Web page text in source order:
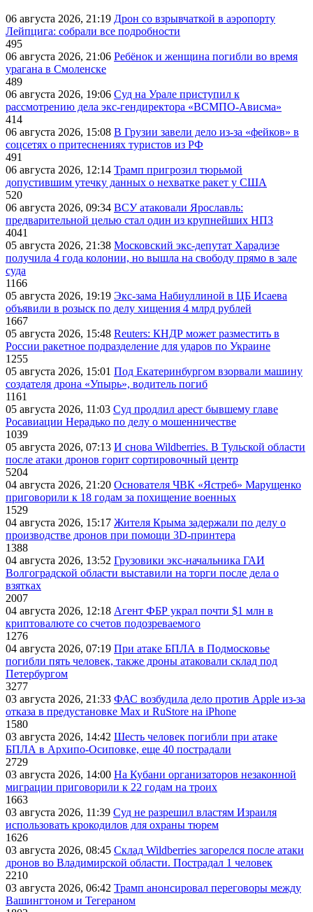
06 августа 2026, 21:19 Дрон со взрывчаткой в аэропорту
Лейпцига: собрали все подробности
495
06 августа 2026, 21:06 Ребёнок и женщина погибли во время
урагана в Смоленске
489
06 августа 2026, 19:06 Суд на Урале приступил к
рассмотрению дела экс-гендиректора «ВСМПО-Ависма»
414
06 августа 2026, 15:08 В Грузии завели дело из-за «фейков» в
соцсетях о притеснениях туристов из РФ
491
06 августа 2026, 12:14 Трамп пригрозил тюрьмой
допустившим утечку данных о нехватке ракет у США
520
06 августа 2026, 09:34 ВСУ атаковали Ярославль:
предварительной целью стал один из крупнейших НПЗ
4041
05 августа 2026, 21:38 Московский экс-депутат Харадизе
получила 4 года колонии, но вышла на свободу прямо в зале
суда
1166
05 августа 2026, 19:19 Экс-зама Набиуллиной в ЦБ Исаева
объявили в розыск по делу хищения 4 млрд рублей
1667
05 августа 2026, 15:48 Reuters: КНДР может разместить в
России ракетное подразделение для ударов по Украине
1255
05 августа 2026, 15:01 Под Екатеринбургом взорвали машину
создателя дрона «Упырь», водитель погиб
1161
05 августа 2026, 11:03 Суд продлил арест бывшему главе
Росавиации Нерадько по делу о мошенничестве
1039
05 августа 2026, 07:13 И снова Wildberries. В Тульской области
после атаки дронов горит сортировочный центр
5204
04 августа 2026, 21:20 Основателя ЧВК «Ястреб» Марущенко
приговорили к 18 годам за похищение военных
1529
04 августа 2026, 15:17 Жителя Крыма задержали по делу о
производстве дронов при помощи 3D‑принтера
1388
04 августа 2026, 13:52 Грузовики экс-начальника ГАИ
Волгоградской области выставили на торги после дела о
взятках
2007
04 августа 2026, 12:18 Агент ФБР украл почти $1 млн в
криптовалюте со счетов подозреваемого
1276
04 августа 2026, 07:19 При атаке БПЛА в Подмосковье
погибли пять человек, также дроны атаковали склад под
Петербургом
3277
03 августа 2026, 21:33 ФАС возбудила дело против Apple из-за
отказа в предустановке Max и RuStore на iPhone
1580
03 августа 2026, 14:42 Шесть человек погибли при атаке
БПЛА в Архипо-Осиповке, еще 40 пострадали
2729
03 августа 2026, 14:00 На Кубани организаторов незаконной
миграции приговорили к 22 годам на троих
1663
03 августа 2026, 11:39 Суд не разрешил властям Израиля
использовать крокодилов для охраны тюрем
1626
03 августа 2026, 08:45 Склад Wildberries загорелся после атаки
дронов во Владимирской области. Пострадал 1 человек
2210
03 августа 2026, 06:42 Трамп анонсировал переговоры между
Вашингтоном и Тегераном